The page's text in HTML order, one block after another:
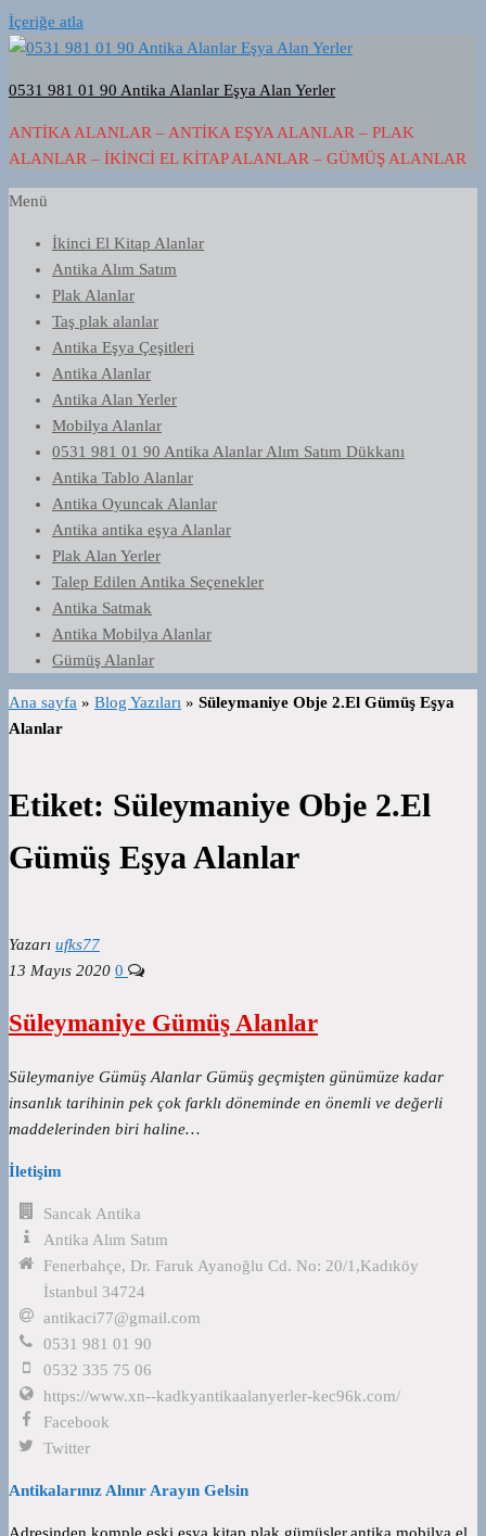
İçeriğe atla
0531 981 01 90 Antika Alanlar Eşya Alan Yerler
ANTIKA ALANLAR – ANTIKA EŞYA ALANLAR – PLAK
ALANLAR – İKINCI EL KITAP ALANLAR – GÜMÜŞ ALANLAR
Menü
İkinci El Kitap Alanlar
Antika Alım Satım
Plak Alanlar
Taş plak alanlar
Antika Eşya Çeşitleri
Antika Alanlar
Antika Alan Yerler
Mobilya Alanlar
0531 981 01 90 Antika Alanlar Alım Satım Dükkanı
Antika Tablo Alanlar
Antika Oyuncak Alanlar
Antika antika eşya Alanlar
Plak Alan Yerler
Talep Edilen Antika Seçenekler
Antika Satmak
Antika Mobilya Alanlar
Gümüş Alanlar
Ana sayfa » Blog Yazıları » Süleymaniye Obje 2.El Gümüş Eşya
Alanlar
Etiket: Süleymaniye Obje 2.El
Gümüş Eşya Alanlar
Yazarı ufks77
13 Mayıs 2020 0
Süleymaniye Gümüş Alanlar
Süleymaniye Gümüş Alanlar Gümüş geçmişten günümüze kadar
insanlık tarihinin pek çok farklı döneminde en önemli ve değerli
maddelerinden biri haline…
İletişim
Sancak Antika
Antika Alım Satım
Fenerbahçe, Dr. Faruk Ayanoğlu Cd. No: 20/1,Kadıköy
İstanbul 34724
antikaci77@gmail.com
0531 981 01 90
0532 335 75 06
https://www.xn--kadkyantikaalanyerler-kec96k.com/
Facebook
Twitter
Antikalarınız Alınır Arayın Gelsin
Adresinden komple eski eşya,kitap,plak,gümüşler,antika mobilya,el